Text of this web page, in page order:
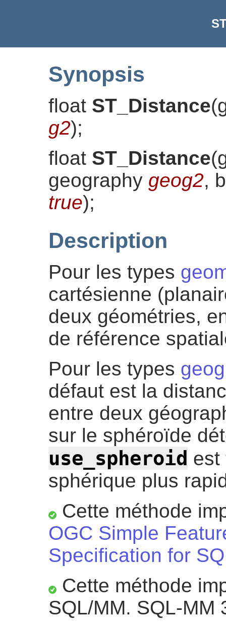
Synopsis
float ST_Distance(
g2);
float ST_Distance(
geography geog2,
true);
Description
Pour les types
cartésienne
deux géométries,
de référence
Pour les types
défaut est la
entre deux
sur le sphéroïde
use_spheroid est
sphérique plus
Cette méthode
OGC Simple
Specification for
Cette méthode
SQL/MM. SQL-MM